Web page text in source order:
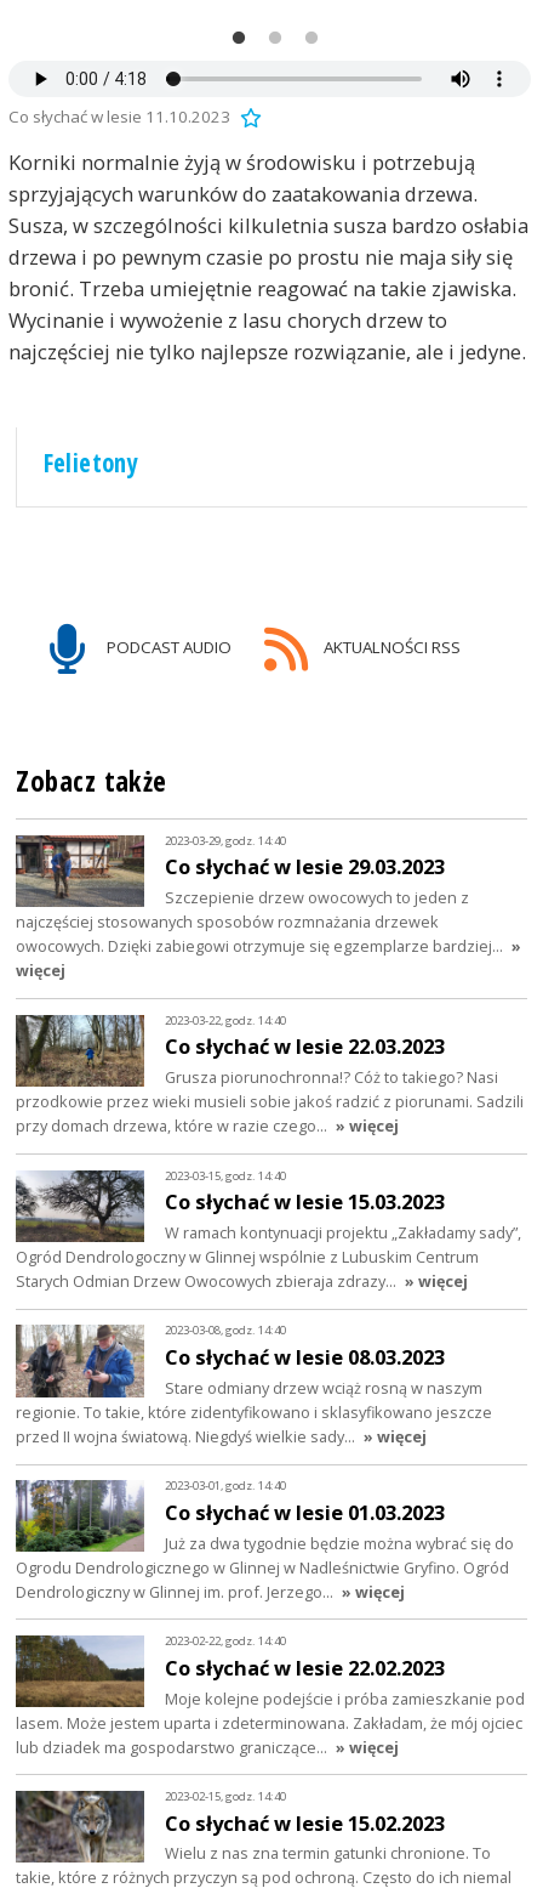
Co słychać w lesie 11.10.2023
Korniki normalnie żyją w środowisku i potrzebują
sprzyjających warunków do zaatakowania drzewa.
Susza, w szczególności kilkuletnia susza bardzo osłabia
drzewa i po pewnym czasie po prostu nie maja siły się
bronić. Trzeba umiejętnie reagować na takie zjawiska.
Wycinanie i wywożenie z lasu chorych drzew to
najczęściej nie tylko najlepsze rozwiązanie, ale i jedyne.
Felietony
PODCAST AUDIO AKTUALNOŚCI RSS
Zobacz także
2023-03-29, godz. 14:40
Co słychać w lesie 29.03.2023
Szczepienie drzew owocowych to jeden z
najczęściej stosowanych sposobów rozmnażania drzewek
owocowych. Dzięki zabiegowi otrzymuje się egzemplarze bardziej… »
więcej
2023-03-22, godz. 14:40
Co słychać w lesie 22.03.2023
Grusza piorunochronna!? Cóż to takiego? Nasi
przodkowie przez wieki musieli sobie jakoś radzić z piorunami. Sadzili
przy domach drzewa, które w razie czego… » więcej
2023-03-15, godz. 14:40
Co słychać w lesie 15.03.2023
W ramach kontynuacji projektu „Zakładamy sady”,
Ogród Dendrologoczny w Glinnej wspólnie z Lubuskim Centrum
Starych Odmian Drzew Owocowych zbieraja zdrazy… » więcej
2023-03-08, godz. 14:40
Co słychać w lesie 08.03.2023
Stare odmiany drzew wciąż rosną w naszym
regionie. To takie, które zidentyfikowano i sklasyfikowano jeszcze
przed II wojna światową. Niegdyś wielkie sady… » więcej
2023-03-01, godz. 14:40
Co słychać w lesie 01.03.2023
Już za dwa tygodnie będzie można wybrać się do
Ogrodu Dendrologicznego w Glinnej w Nadleśnictwie Gryfino. Ogród
Dendrologiczny w Glinnej im. prof. Jerzego… » więcej
2023-02-22, godz. 14:40
Co słychać w lesie 22.02.2023
Moje kolejne podejście i próba zamieszkanie pod
lasem. Może jestem uparta i zdeterminowana. Zakładam, że mój ojciec
lub dziadek ma gospodarstwo graniczące… » więcej
2023-02-15, godz. 14:40
Co słychać w lesie 15.02.2023
Wielu z nas zna termin gatunki chronione. To
takie, które z różnych przyczyn są pod ochroną. Często do ich niemal